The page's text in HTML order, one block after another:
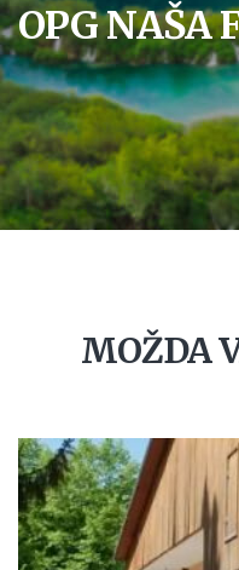
OPG NAŠA
MOŽDA